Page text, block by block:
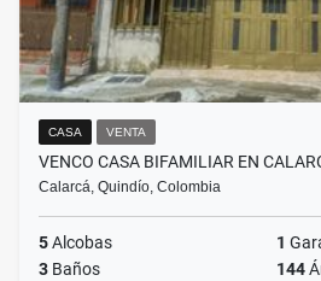
CASA VENTA
VENCO CASA BIFAMILIAR EN
Calarcá, Quindío, Colombia
5Alcobas 1
3 Baños 144